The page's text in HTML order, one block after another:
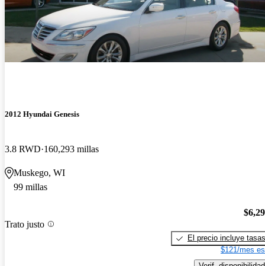
2012 Hyundai Genesis
3.8 RWD 160,293 millas
Muskego, WI
99 millas
Trato justo
El precio incluye tasas
$121/mes